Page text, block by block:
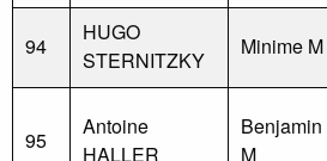
94
HUGO
STERNITZKY
Minime M
95
Antoine
HALLER
Benjamin
M